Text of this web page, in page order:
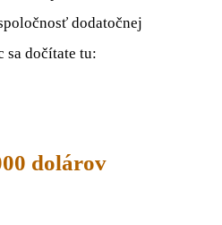
dodatočnej
sa dočítate tu:
dolárov